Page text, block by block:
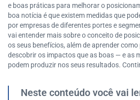
e boas práticas para melhorar o
boa notícia é que existem medidas que
por empresas de diferentes portes e
vai entender mais sobre o conceito de
os seus benefícios, além de aprender
descobrir os impactos que as boas — e as
podem produzir nos seus resultados.
Neste conteúdo você vai